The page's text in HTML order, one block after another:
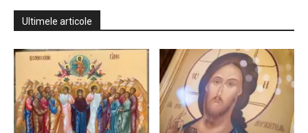
Ultimele articole